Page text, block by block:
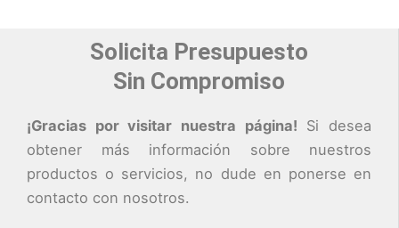
Solicita Presupuesto
Sin Compromiso
¡Gracias por visitar nuestra página! Si desea
obtener más información sobre nuestros
productos o servicios, no dude en ponerse en
contacto con nosotros.